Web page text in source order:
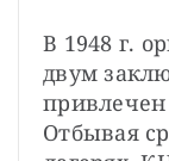
В 1948 г.
двум
привлечен
Отбывая